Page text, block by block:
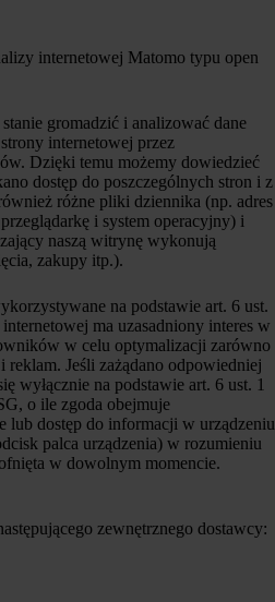
internetowej Matomo typu open
gromadzić i analizować dane
internetowej przez
Dzięki temu możemy dowiedzieć
dostęp do poszczególnych stron i z
różne pliki dziennika (np. adres
i system operacyjny) i
naszą witrynę wykonują
zakupy itp.).
na podstawie art. 6 ust.
ma uzasadniony interes w
w celu optymalizacji zarówno
Jeśli zażądano odpowiedniej
wyłącznie na podstawie art. 6 ust. 1
o ile zgoda obejmuje
dostęp do informacji w urządzeniu
palca urządzenia) w rozumieniu
w dowolnym momencie.
zewnętrznego dostawcy: